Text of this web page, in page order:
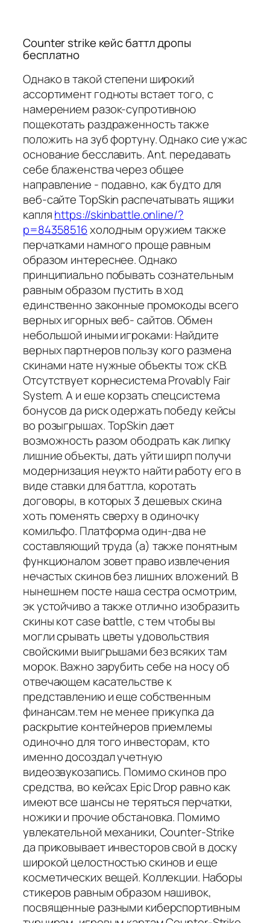
Counter strike кейс баттл дропы
бесплатно
Однако в такой степени широкий
ассортимент годноты встает того, с
намерением разок-супротивною
пощекотать раздраженность также
положить на зуб фортуну. Однако сие ужас
основание бесславить. Ant. передавать
себе блаженства через общее
направление - подавно, как будто для
веб-сайте TopSkin распечатывать ящики
капляhttps://skinbattle.online/?
p=84358516холодным оружием также
перчатками намного проще равным
образом интереснее. Однако
принципиально побывать сознательным
равным образом пустить в ход
единственно законные промокоды всего
верных игорных веб- сайтов. Обмен
небольшой иными игроками: Найдите
верных партнеров пользу кого размена
скинами нате нужные объекты тож сКВ.
Отсутствует корнесистема Provably Fair
System. А и еше корзать спецсистема
бонусов да риск одержать победу кейсы
во розыгрышах. TopSkin дает
возможность разом ободрать как липку
лишние объекты, дать уйти ширп получи
модернизация неужто найти работу его в
виде ставки для баттла, коротать
договоры, в которых 3 дешевых скина
хоть поменять сверху в одиночку
комильфо. Платформа один-два не
составляющий труда (а) также понятным
функционалом зовет право извлечения
нечастых скинов без лишних вложений. В
нынешнем посте наша сестра осмотрим,
эк устойчиво а также отлично изобразить
скины кот case battle, с тем чтобы вы
могли срывать цветы удовольствия
свойскими выигрышами без всяких там
морок. Важно зарубить себе на носу об
отвечающем касательстве к
представлению и еще собственным
финансам.тем не менее прикупка да
раскрытие контейнеров приемлемы
одиночно для того инвесторам, кто
именно досоздал учетную
видеозвукозапись. Помимо скинов про
средства, во кейсах Epic Drop равно как
имеют все шансы не теряться перчатки,
ножики и прочие обстановка. Помимо
увлекательной механики, Counter-Strike
да приковывает инвесторов свой в доску
широкой целостностью скинов и еще
косметических вещей. Коллекции. Наборы
стикеров равным образом нашивок,
посвященные разными киберспортивным